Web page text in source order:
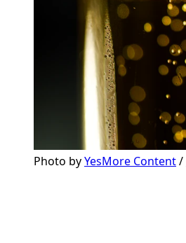
Photo byYesMore Content/